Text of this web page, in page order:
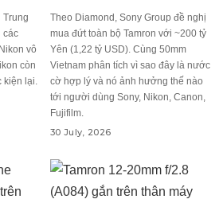
Trung
các
vô
còn
kiện lại.
Theo Diamond, Sony Group đề nghị
mua đứt toàn bộ Tamron với ~200 tỷ
Yên (1,22 tỷ USD). Cùng 50mm
Vietnam phân tích vì sao đây là nước
cờ hợp lý và nó ảnh hưởng thế nào
tới người dùng Sony, Nikon, Canon,
Fujifilm.
30 July, 2026